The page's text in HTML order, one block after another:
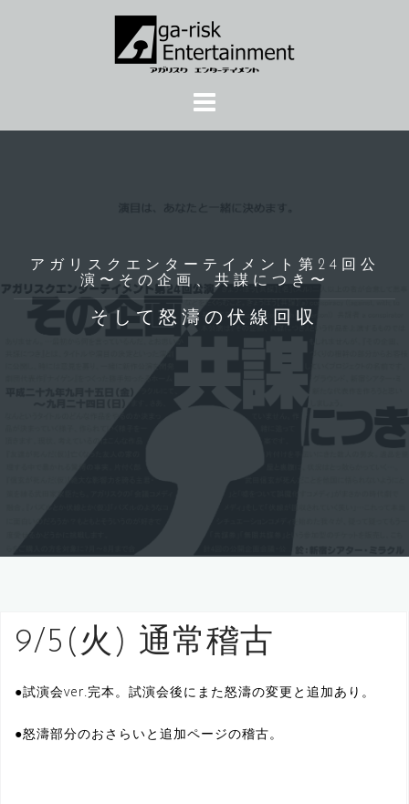
へ
アガリスクエンターテイメント第24回公
演〜その企画、共謀につき〜
そして怒濤の伏線回収
9/5(火) 通常稽古
●試演会ver.完本。試演会後にまた怒濤の変更と追加あり。
●怒濤部分のおさらいと追加ページの稽古。